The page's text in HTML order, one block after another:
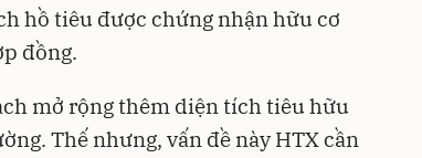
hồ tiêu được chứng nhận hữu cơ
đồng.
mở rộng thêm diện tích tiêu hữu
Thế nhưng, vấn đề này HTX cần